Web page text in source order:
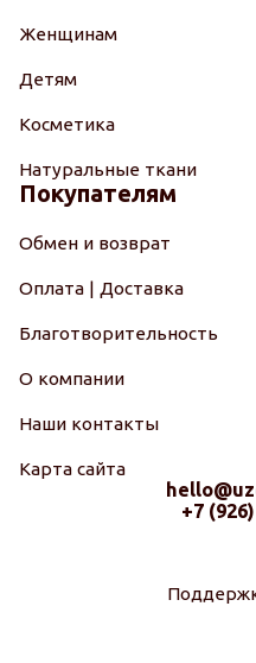
Женщинам
Детям
Косметика
Натуральные ткани
Покупателям
Обмен и возврат
Оплата | Доставка
Благотворительность
О компании
Наши контакты
Карта сайта
+7